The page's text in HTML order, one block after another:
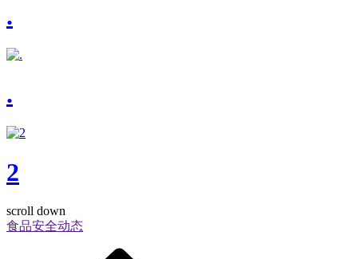
.
.
2
scroll down
食品安全动态